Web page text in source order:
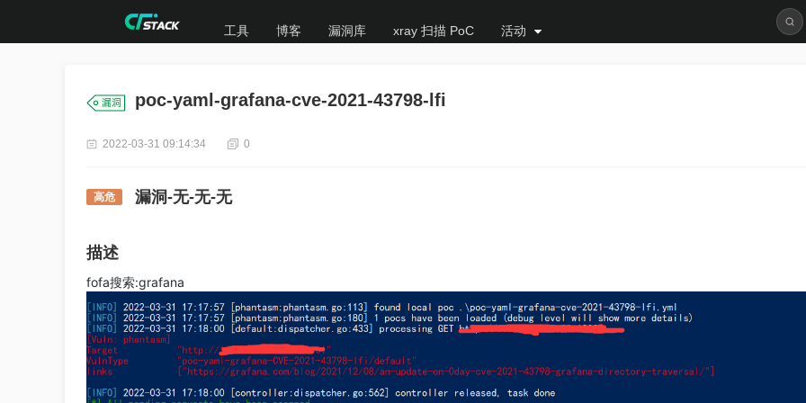
工具 博客 漏洞库 xray 扫描 PoC 活动
poc-yaml-grafana-cve-2021-43798-lfi
2022-03-31 09:14:34 0
高危 漏洞-无-无-无
描述
fofa搜索:grafana